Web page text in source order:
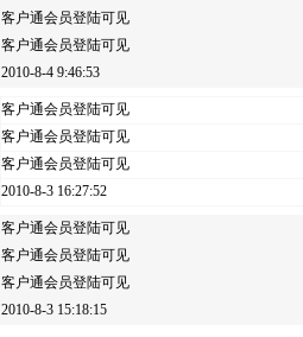
客户通会员登陆可见
客户通会员登陆可见
2010-8-4 9:46:53
客户通会员登陆可见
客户通会员登陆可见
客户通会员登陆可见
2010-8-3 16:27:52
客户通会员登陆可见
客户通会员登陆可见
客户通会员登陆可见
2010-8-3 15:18:15